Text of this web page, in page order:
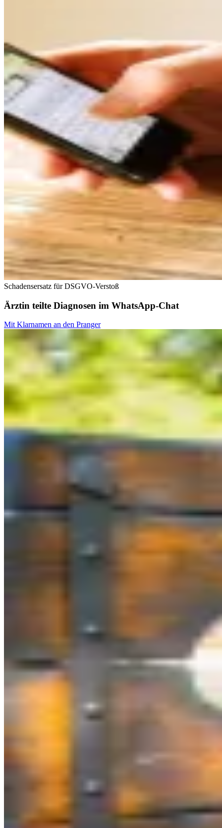
Schadensersatz für DSGVO-Verstoß
Ärztin teilte Diagnosen im WhatsApp-Chat
Mit Klarnamen an den Pranger